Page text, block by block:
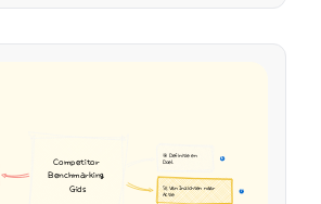
🎯 Definitie en
Doel
6
🚀 Van Inzichten naar
Actie
7
Competitor
Benchmarking
Gids